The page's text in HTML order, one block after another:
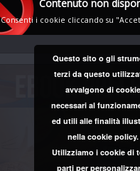
Contenuto non
Consenti i cookie cliccando su
Questo sito o gli
terzi da questo
avvalgono di cookie
necessari al
ed utili alle finalità
nella cookie policy.
Utilizziamo i cookie di
parti per